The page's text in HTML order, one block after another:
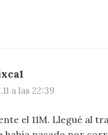
a las 22:39
el 11M. Llegué al